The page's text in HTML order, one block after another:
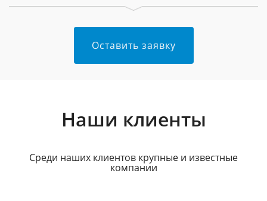
Оставить заявку
Наши клиенты
Среди наших клиентов крупные и известные
компании